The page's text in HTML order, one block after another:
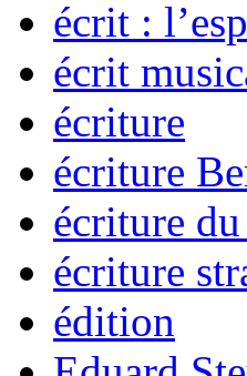
écrit :
écrit
écriture
écriture
écriture
écriture
édition